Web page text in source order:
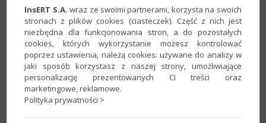
​2. W sekcjiZapis VAT - Opis/​Zapis VAT OSS​​wskazaćTryb
dekretacji rozrachunków: (brak)
zmiany przyciskiemZapisz
InsERT S.A. wraz ze swoimi partnerami, korzysta na swoich
stronach z plików cookies (ciasteczek). Część z nich jest
niezbędna dla funkcjonowania stron, a do pozostałych
cookies, których wykorzystanie możesz kontrolować
poprzez ustawienia, należą cookies: używane do analizy w
jaki sposób korzystasz z naszej strony, umożliwiające
personalizację prezentowanych Ci treści oraz
marketingowe, reklamowe.
Polityka prywatności >